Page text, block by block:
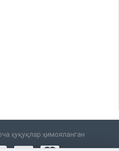
ҳуқуқлар ҳимояланган